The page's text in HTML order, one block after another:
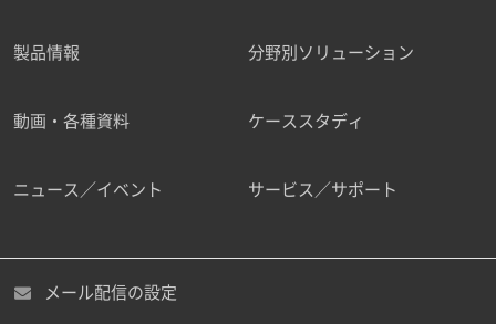
ご勤務先
職種
製品情報 分野別ソリューション
動画・各種資料 ケーススタディ
ニュース／イベント サービス／サポート
メール配信の設定